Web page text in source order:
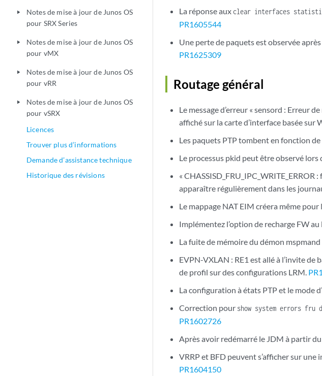
play_arrow
Notes de mise à jour de Junos OS
pour SRX Series
play_arrow
Notes de mise à jour de Junos OS
pour vMX
play_arrow
Notes de mise à jour de Junos OS
pour vRR
play_arrow
Notes de mise à jour de Junos OS
pour vSRX
Licences
Trouver plus d’informations
Demande d’assistance technique
Historique des révisions
La réponse aux clear interfaces
PR1605544
Une perte de paquets est observée
PR1625309
Routage général
Le message d’erreur « sensord : Erreur
affiché sur la carte d’interface basée sur
Les paquets PTP tombent en fonction
Le processus pkid peut être observé
«
apparaître régulièrement dans les
Le mappage NAT EIM créera même pour
Implémentez l’option de recharge FW
La fuite de mémoire du démon
EVPN-VXLAN : RE1 est allé à l’invite de
de profil sur des configurations LRM.
La configuration à états PTP et le mode
Correction pour show system errors fru
PR1602726
Après avoir redémarré le JDM à partir
VRRP et BFD peuvent s’afficher sur
PR1604150